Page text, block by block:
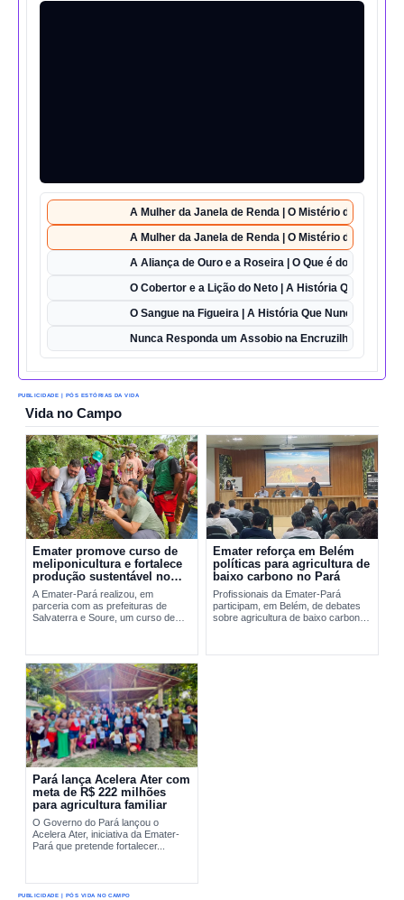
A Mulher da Janela de Renda | O Mistério da Casa 42
A Mulher da Janela de Renda | O Mistério da Casa 42
A Aliança de Ouro e a Roseira | O Que é do Amor
O Cobertor e a Lição do Neto | A História Que Vai Te
O Sangue na Figueira | A História Que Nunca Foi
Nunca Responda um Assobio na Encruzilhada | O
PUBLICIDADE | PÓS ESTÓRIAS DA VIDA
Vida no Campo
Emater promove curso de
meliponicultura e fortalece
produção sustentável no
Marajó
A Emater-Pará realizou, em
parceria com as prefeituras de
Salvaterra e Soure, um curso de
sustentável de...
Emater reforça em Belém
políticas para agricultura de
baixo carbono no Pará
Profissionais da Emater-Pará
participam, em Belém, de debates
sobre agricultura de baixo carbono
Pará lança Acelera Ater com
meta de R$ 222 milhões
para agricultura familiar
O Governo do Pará lançou o
Acelera Ater, iniciativa da Emater-
Pará que pretende fortalecer...
PUBLICIDADE | PÓS VIDA NO CAMPO